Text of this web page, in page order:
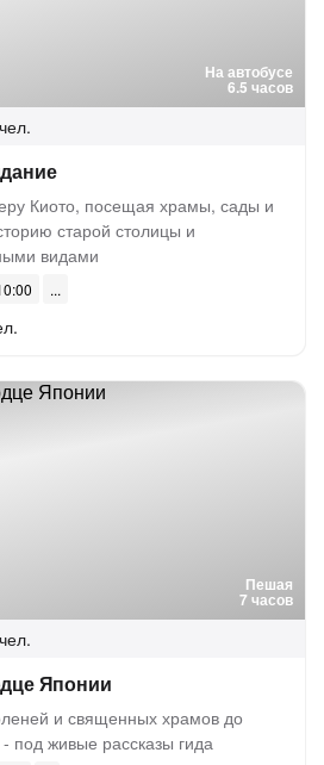
На автобусе
6.5 часов
Киото, посещая храмы, сады и
старой столицы и
видами
Пешая
7 часов
Японии
и священных храмов до
под живые рассказы гида